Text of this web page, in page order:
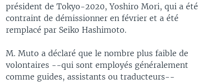
président de Tokyo-2020, Yoshiro Mori, qui a été
contraint de démissionner en février et a été
remplacé par Seiko Hashimoto.
M. Muto a déclaré que le nombre plus faible de
volontaires --qui sont employés généralement
comme guides, assistants ou traducteurs--